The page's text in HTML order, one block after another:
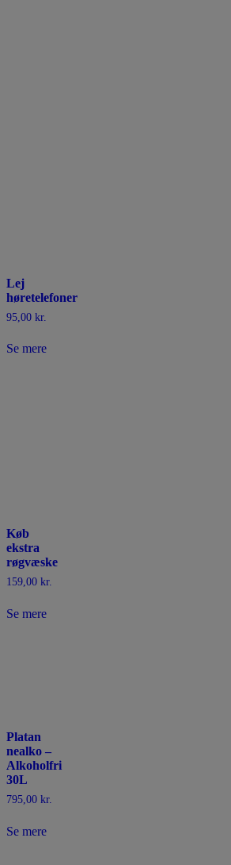
Lej
høretelefoner
95,00 kr.
Se mere
Køb
ekstra
røgvæske
159,00 kr.
Se mere
Platan
nealko –
Alkoholfri
30L
795,00 kr.
Se mere